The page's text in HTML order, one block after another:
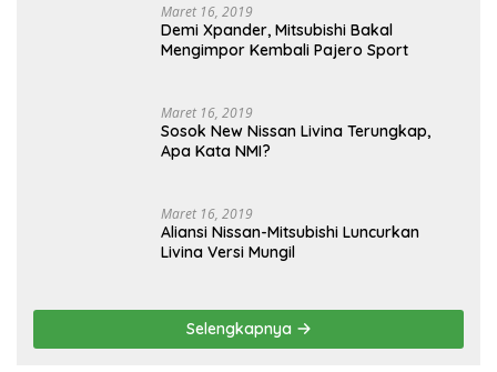
Maret 16, 2019
Demi Xpander, Mitsubishi Bakal
Mengimpor Kembali Pajero Sport
Maret 16, 2019
Sosok New Nissan Livina Terungkap,
Apa Kata NMI?
Maret 16, 2019
Aliansi Nissan-Mitsubishi Luncurkan
Livina Versi Mungil
Selengkapnya